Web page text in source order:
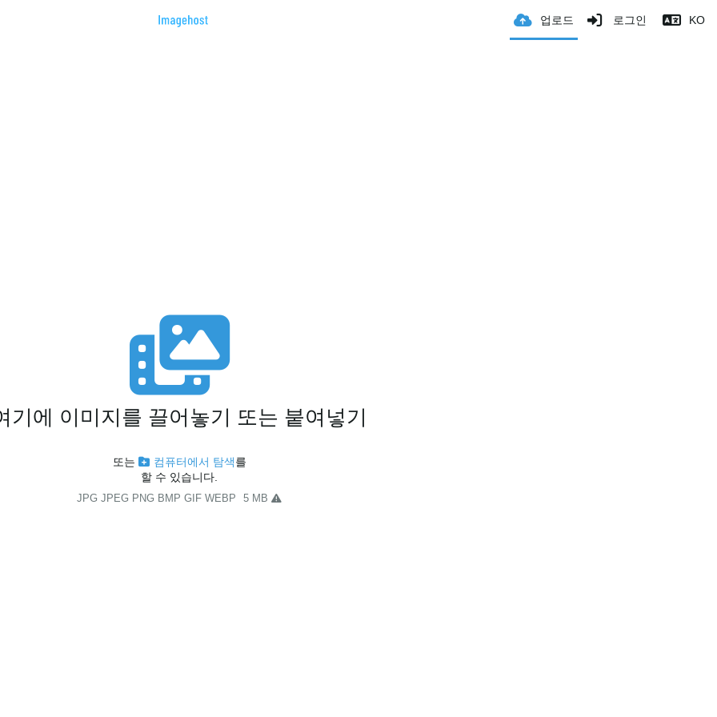
업로드 로그인 KO
기에 이미지를 끌어놓기 또는 붙여넣기
또는 컴퓨터에서 탐색를
할 수 있습니다.
JPG JPEG PNG BMP GIF WEBP 5 MB